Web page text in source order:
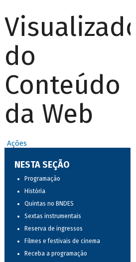
Visualizador
do
Conteúdo
da Web
Ações
NESTA SEÇÃO
Programação
História
Quintas no BNDES
Sextas instrumentais
Reserva de ingressos
Filmes e festivais de cinema
Receba a programação